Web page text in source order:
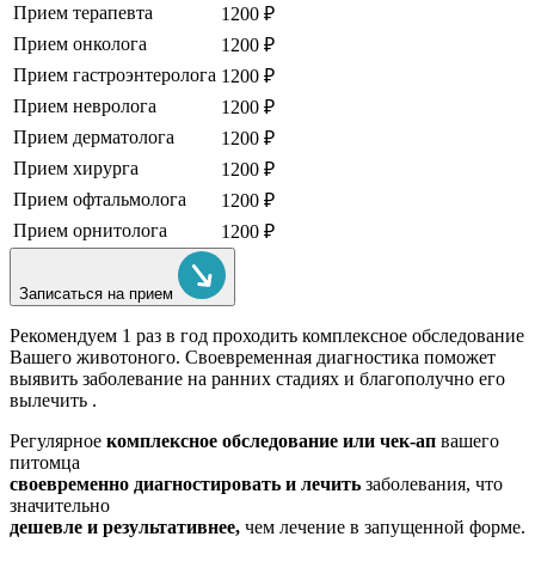
Прием терапевта
1200 ₽
Прием онколога
1200 ₽
Прием гастроэнтеролога 1200 ₽
Прием невролога
1200 ₽
Прием дерматолога
1200 ₽
Прием хирурга
1200 ₽
Прием офтальмолога
1200 ₽
Прием орнитолога
1200 ₽
Записаться на прием
Рекомендуем 1 раз в год проходить комплексное обследование
Вашего животоного. Своевременная диагностика поможет
выявить заболевание на ранних стадиях и благополучно его
вылечить .
Регулярное комплексное обследование или чек-ап вашего
питомца
своевременно диагностировать и лечить заболевания, что
значительно
дешевле и результативнее, чем лечение в запущенной форме.